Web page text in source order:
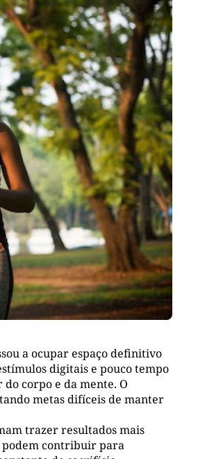
a ocupar espaço definitivo
digitais e pouco tempo
corpo e da mente. O
metas difíceis de manter
trazer resultados mais
podem contribuir para